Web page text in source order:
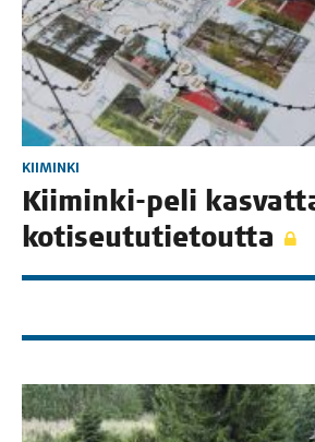
KIIMINKI
Kii­min­ki-peli
kotiseututietoutta